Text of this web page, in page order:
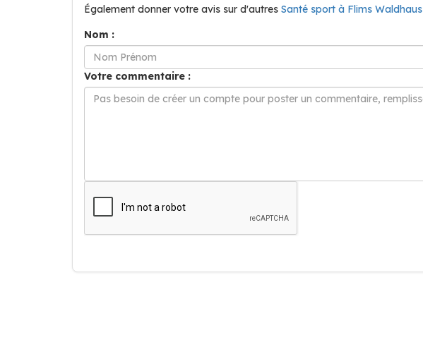
Également donner votre avis sur d'autres Santé sport à Flims Waldhaus
Nom :
Votre commentaire :